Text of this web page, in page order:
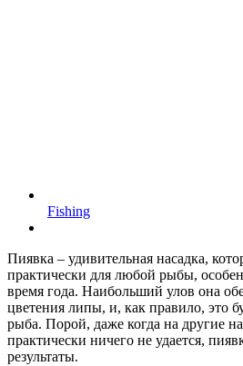
Fishing
Пиявка – удивительная насадка,
практически для любой рыбы,
время года. Наибольший улов она
цветения липы, и, как правило, это
рыба. Порой, даже когда на другие
практически ничего не удается,
результаты.